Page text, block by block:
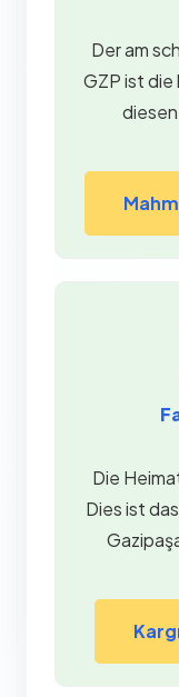
Der am
GZP ist
Die
Dies ist